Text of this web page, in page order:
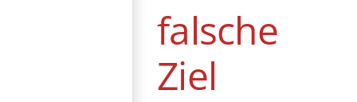
falsche
Ziel